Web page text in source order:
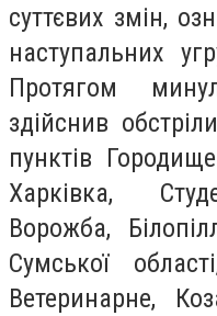
суттєвих змін,
наступальних
Протягом
здійснив
пунктів
Харківка,
Ворожба,
Сумської
Ветеринарне,